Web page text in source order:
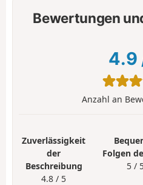
Bewertungen
4.9
Anzahl an
Zuverlässigkeit
der
Beschreibung
4.8 / 5
Folgen
5 /